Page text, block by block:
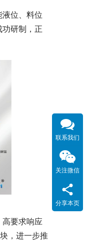
位、料位
研制，正
高要求响应
，进一步推
联系我们
关注微信
分享本页